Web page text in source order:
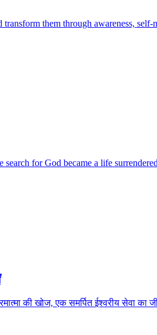
them through awareness,
for God became a life
की खोज, एक समर्पित ईश्वरीय सेवा का